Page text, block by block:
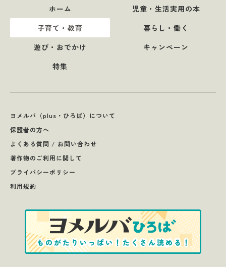
ホーム
児童・生活実用の本
子育て・教育
暮らし・働く
遊び・おでかけ
キャンペーン
特集
ヨメルバ（plus・ひろば）について
保護者の方へ
よくある質問 / お問い合わせ
著作物のご利用に関して
プライバシーポリシー
利用規約